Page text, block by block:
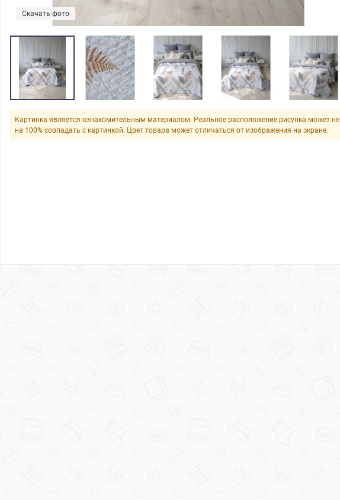
Скачать фото
Картинка является ознакомительным материалом. Реальное расположение рисунка может не
на 100% совпадать с картинкой. Цвет товара может отличаться от изображения на экране.